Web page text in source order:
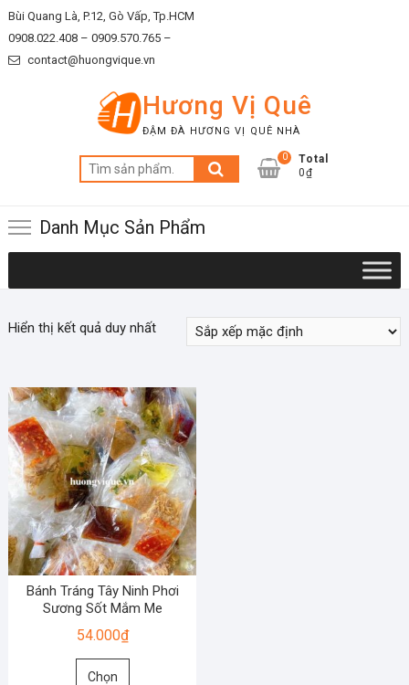
Skip
to
content
Bùi Quang Là, P.12, Gò Vấp, Tp.HCM
0908.022.408 – 0909.570.765 –
contact@huongvique.vn
Hương Vị Quê
ĐẬM ĐÀ HƯƠNG VỊ QUÊ NHÀ
Tìm
kiếm:
0
Total
0₫
Danh Mục Sản Phẩm
Hiển thị kết quả duy nhất
Bánh Tráng Tây Ninh Phơi
Sương Sốt Mắm Me
54.000₫
Chọn
Sản